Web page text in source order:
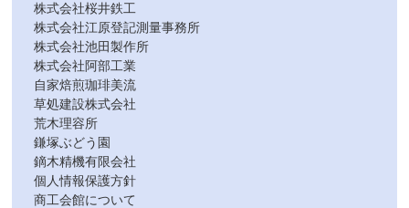
株式会社桜井鉄工
株式会社江原登記測量事務所
株式会社池田製作所
株式会社阿部工業
自家焙煎珈琲美流
草処建設株式会社
荒木理容所
鎌塚ぶどう園
鏑木精機有限会社
個人情報保護方針
商工会館について